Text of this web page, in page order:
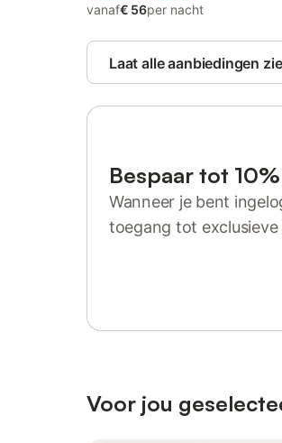
vanaf€ 56per nacht
Laat alle aanbiedingen
Bespaar tot
Wanneer je bent
toegang tot
Voor jou